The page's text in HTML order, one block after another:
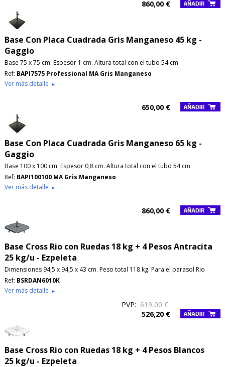
860,00 €
Base Con Placa Cuadrada Gris Manganeso 45 kg -
Gaggio
Base 75 x 75 cm. Espesor 1 cm. Altura total con el tubo 54 cm
Ref: BAPI7575 Professional MA Gris Manganeso
Ver más detalle ►
650,00 €
Base Con Placa Cuadrada Gris Manganeso 65 kg -
Gaggio
Base 100 x 100 cm. Espesor 0,8 cm. Altura total con el tubo 54 cm
Ref: BAPI100100 MA Gris Manganeso
Ver más detalle ►
860,00 €
Base Cross Rio con Ruedas 18 kg + 4 Pesos Antracita
25 kg/u - Ezpeleta
Dimensiones 94,5 x 94,5 x 43 cm. Peso total 118 kg. Para el parasol Rio
Ref: BSRDAN6010K
Ver más detalle ►
PVP: 619,00 €
526,20 €
Base Cross Rio con Ruedas 18 kg + 4 Pesos Blancos
25 kg/u - Ezpeleta